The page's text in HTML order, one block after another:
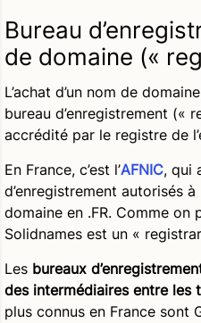
Bureau
de domaine («
L’achat d’un nom de
bureau d’enregistrement («
accrédité par le registre de
En France, c’est l’AFNIC, qui
d’enregistrement autorisés
domaine en .FR. Comme on
Solidnames est un «
Les bureaux
des intermédiaires entre les
plus connus en France sont